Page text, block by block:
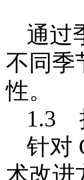
通过
不同季
性。
1.3
针对
术改进